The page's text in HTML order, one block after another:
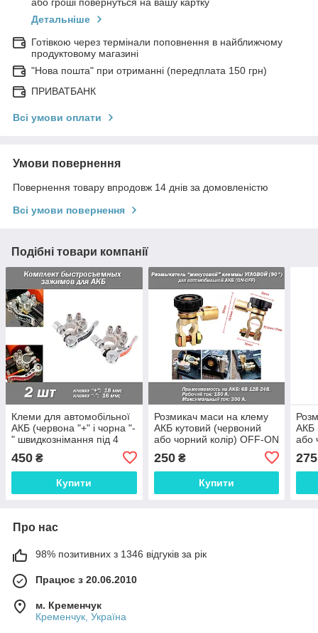
або гроші повернуться на вашу картку
Детальніше
Готівкою через термінали поповнення в найближчому
продуктовому магазині
"Нова пошта" при отриманні (передплата 150 грн)
ПРИВАТБАНК
Всі умови оплати
Умови повернення
Повернення товару впродовж 14 днів за домовленістю
Всі умови повернення
Подібні товари компанії
Клеми для автомобільної
АКБ (червона "+" і чорна "-
" швидкознімання під 4
затискач
450 ₴
Купити
Розмикач маси на клему
АКБ кутовий (червоний
або чорний колір) OFF-ON
напруга 6-12-2
250₴
Купити
АКБ
або
275
Про нас
98% позитивних з 1346 відгуків за рік
Працює з 20.06.2010
м. Кременчук
Кременчук, Україна